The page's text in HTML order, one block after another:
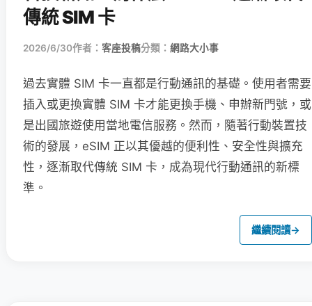
傳統 SIM 卡
2026/6/30作者： 客座投稿分類： 網路大小事
過去實體 SIM 卡一直都是行動通訊的基礎。使用者需要
插入或更換實體 SIM 卡才能更換手機、申辦新門號，或
是出國旅遊使用當地電信服務。然而，隨著行動裝置技
術的發展，eSIM 正以其優越的便利性、安全性與擴充
性，逐漸取代傳統 SIM 卡，成為現代行動通訊的新標
準。
繼續閱讀→